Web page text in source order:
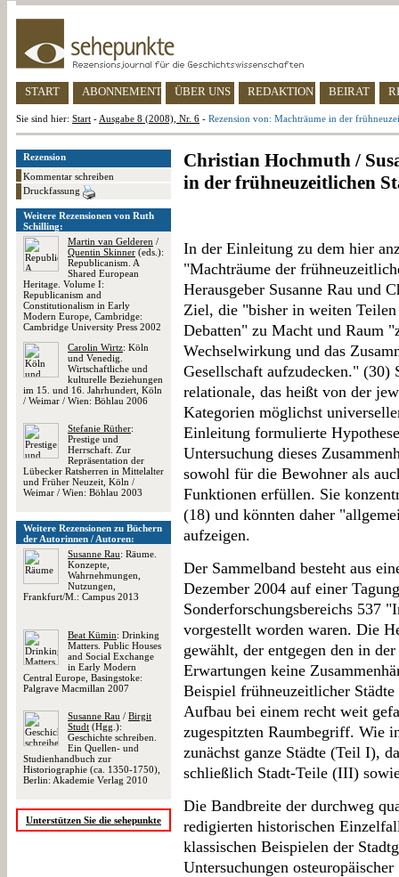
START ABONNEMENT ÜBER UNS REDAKTION BEIRAT
Sie sind hier: Start - Ausgabe 8 (2008), Nr. 6 - Rezension von: Machträume in der
Rezension
Kommentar schreiben
Druckfassung
Weitere Rezensionen von Ruth
Schilling:
Martin van Gelderen /
Quentin Skinner (eds.):
Republicanism. A
Shared European
Heritage. Volume I:
Republicanism and
Constitutionalism in Early
Modern Europe, Cambridge:
Cambridge University Press 2002
Carolin Wirtz: Köln
und Venedig.
Wirtschaftliche und
kulturelle Beziehungen
im 15. und 16. Jahrhundert, Köln
/ Weimar / Wien: Böhlau 2006
Stefanie Rüther:
Prestige und
Herrschaft. Zur
Repräsentation der
Lübecker Ratsherren in Mittelalter
und Früher Neuzeit, Köln /
Weimar / Wien: Böhlau 2003
Weitere Rezensionen zu Büchern
der Autorinnen / Autoren:
Susanne Rau: Räume.
Konzepte,
Wahrnehmungen,
Nutzungen,
Frankfurt/M.: Campus 2013
Beat Kümin: Drinking
Matters. Public Houses
and Social Exchange
in Early Modern
Central Europe, Basingstoke:
Palgrave Macmillan 2007
Susanne Rau / Birgit
Studt (Hgg.):
Geschichte schreiben.
Ein Quellen- und
Studienhandbuch zur
Historiographie (ca. 1350-1750),
Berlin: Akademie Verlag 2010
Unterstützen Sie die sehepunkte
Christian Hochmuth /
in der frühneuzeitlichen
In der Einleitung zu dem hier
"Machträume der
Herausgeber Susanne Rau und
Ziel, die "bisher in weiten
Debatten" zu Macht und Raum
Wechselwirkung und das
Gesellschaft aufzudecken." (30)
relationale, das heißt von der
Kategorien möglichst
Einleitung formulierte
Untersuchung dieses
sowohl für die Bewohner als
Funktionen erfüllen. Sie
(18) und könnten daher
aufzeigen.
Der Sammelband besteht aus
Dezember 2004 auf einer
Sonderforschungsbereichs 537
vorgestellt worden waren. Die
gewählt, der entgegen den in
Erwartungen keine
Beispiel frühneuzeitlicher
Aufbau bei einem recht weit
zugespitzten Raumbegriff. Wie
zunächst ganze Städte (Teil I),
schließlich Stadt-Teile (III)
Die Bandbreite der durchweg
redigierten historischen
klassischen Beispielen der
Untersuchungen osteuropäischer